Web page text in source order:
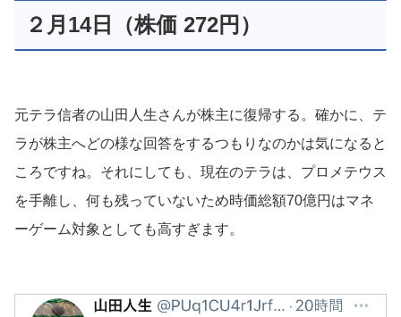
２月14日（株価 272円）
元テラ信者の山田人生さんが株主に復帰する。確かに、テ
ラが株主へどの様な回答をするつもりなのかは気になると
ころですね。それにしても、現在のテラは、プロメテウス
を手離し、何も残っていないため時価総額70億円はマネ
ーゲーム対象としても高すぎます。